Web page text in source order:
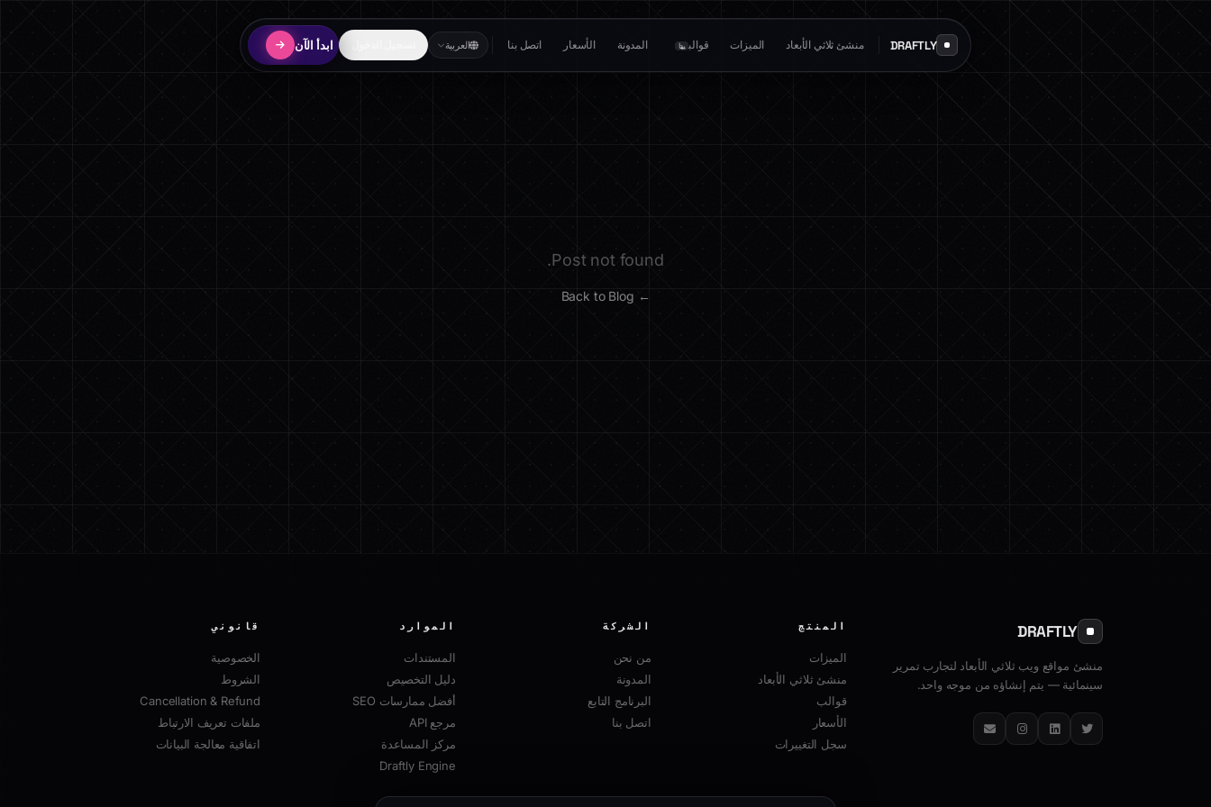
DRAFTLY منشئ ثلاثي الأبعاد الميزات قوالب بيتا المدونة الأسعار اتصل بنا العربية ابدأ الآن
Post not found.
← Back to Blog
DRAFTLY
منشئ مواقع ويب ثلاثي الأبعاد لتجارب تمرير
سينمائية — يتم إنشاؤه من موجه واحد.
تويتر لينكدإنإنستغرامالبريد الإلكتروني
المنتج
الميزات
منشئ ثلاثي الأبعاد
قوالب
الأسعار
سجل التغييرات
الشركة
من نحن
المدونة
البرنامج التابع
اتصل بنا
الموارد
المستندات
دليل التخصيص
أفضل ممارسات SEO
مرجع API
مركز المساعدة
Draftly Engine
قانوني
الخصوصية
الشروط
Cancellation & Refund
ملفات تعريف الارتباط
اتفاقية معالجة البيانات